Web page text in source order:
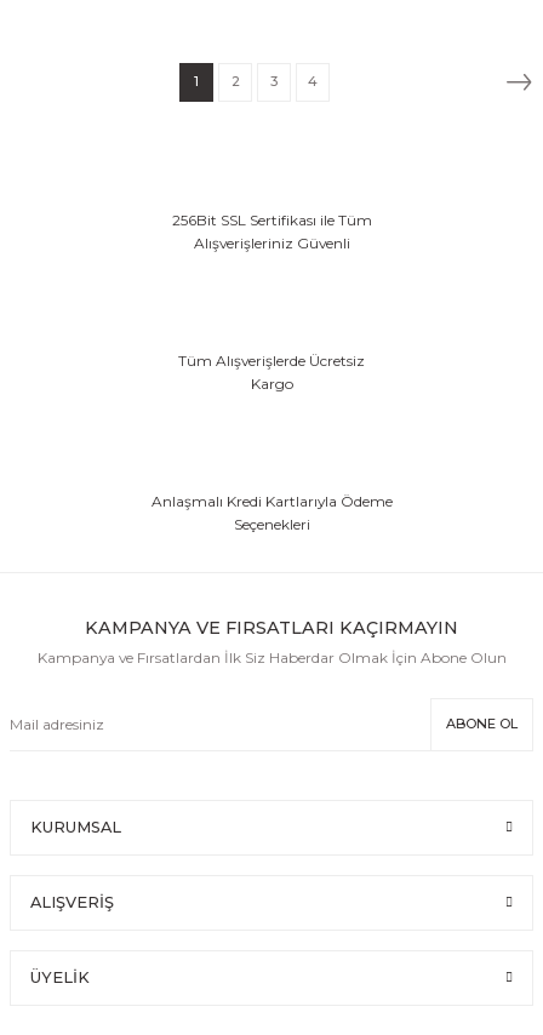
1 2 3 4
256Bit SSL Sertifikası ile Tüm
Alışverişleriniz Güvenli
Tüm Alışverişlerde Ücretsiz
Kargo
Anlaşmalı Kredi Kartlarıyla Ödeme
Seçenekleri
KAMPANYA VE FIRSATLARI KAÇIRMAYIN
Kampanya ve Fırsatlardan İlk Siz Haberdar Olmak İçin Abone Olun
ABONE OL
KURUMSAL
ALIŞVERİŞ
ÜYELİK